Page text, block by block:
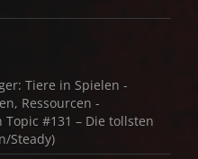
Tiere in Spielen -
Ressourcen -
Topic #131 – Die tollsten
Steady)